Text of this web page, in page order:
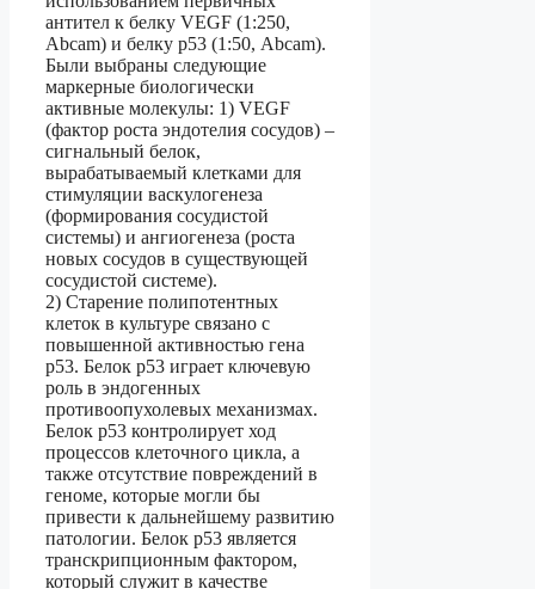
антител к белку VEGF (1:250,
Abcam) и белку р53 (1:50, Abcam).
Были выбраны следующие
маркерные биологически
активные молекулы: 1) VEGF
(фактор роста эндотелия сосудов) –
сигнальный белок,
вырабатываемый клетками для
стимуляции васкулогенеза
(формирования сосудистой
системы) и ангиогенеза (роста
новых сосудов в существующей
сосудистой системе).
2) Старение полипотентных
клеток в культуре связано с
повышенной активностью гена
р53. Белок р53 играет ключевую
роль в эндогенных
противоопухолевых механизмах.
Белок р53 контролирует ход
процессов клеточного цикла, а
также отсутствие повреждений в
геноме, которые могли бы
привести к дальнейшему развитию
патологии. Белок р53 является
транскрипционным фактором,
который служит в качестве